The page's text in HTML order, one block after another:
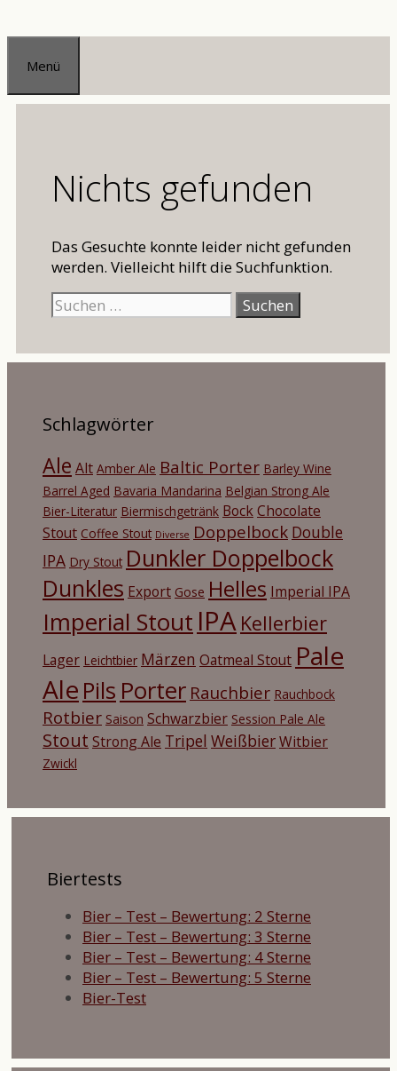
Zum
Inhalt
springen
Menü
Nichts gefunden
Das Gesuchte konnte leider nicht gefunden
werden. Vielleicht hilft die Suchfunktion.
Suchen
nach:
Schlagwörter
Ale Alt Amber Ale Baltic Porter Barley Wine
Barrel Aged Bavaria Mandarina Belgian Strong Ale
Bier-Literatur Biermischgetränk BockChocolate
Stout Coffee Stout Diverse Doppelbock Double
IPA Dry Stout Dunkler Doppelbock
Dunkles Export Gose Helles Imperial IPA
Imperial Stout IPA Kellerbier
Lager Leichtbier Märzen Oatmeal Stout Pale
Ale Pils Porter Rauchbier Rauchbock
Rotbier Saison Schwarzbier Session Pale Ale
Stout Strong Ale Tripel WeißbierWitbier
Zwickl
Biertests
Bier – Test – Bewertung: 2 Sterne
Bier – Test – Bewertung: 3 Sterne
Bier – Test – Bewertung: 4 Sterne
Bier – Test – Bewertung: 5 Sterne
Bier-Test